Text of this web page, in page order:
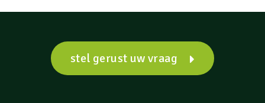
stel gerust uw vraag